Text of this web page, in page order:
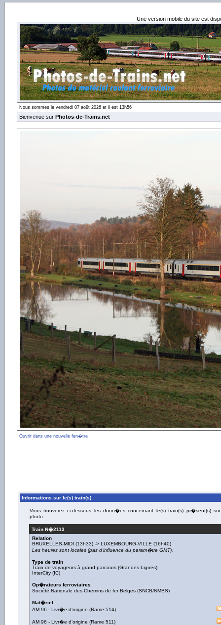
Une version mobile du site est
Nous sommes le vendredi 07 août 2026 et il est 13h56
Bienvenue sur Photos-de-Trains.net
Ouvrir dans une nouvelle fen�tre
Informations sur le(s) train(s)
Vous trouverez ci-dessous les donn�es concernant le(s) train(s) pr�sent(s)
photo.
Train N�2113
Relation
BRUXELLES-MIDI (13h33) -> LUXEMBOURG-VILLE (16h40)
Les heures sont locales (pas d'influence du param�tre GMT).
Type de train
Train de voyageurs à grand parcours (Grandes Lignes)
InterCity (IC)
Op�rateurs ferroviaires
Société Nationale des Chemins de fer Belges (SNCB/NMBS)
Mat�riel
AM 96 - Livr�e d'origine (Rame 514)
AM 96 - Livr�e d'origine (Rame 511)